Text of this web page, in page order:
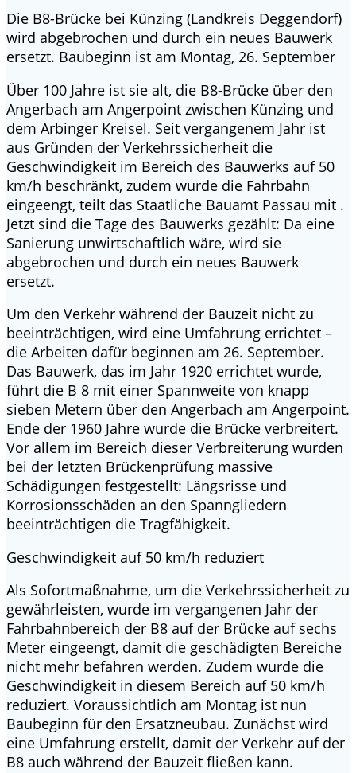
Die B8-Brücke bei Künzing (Landkreis Deggendorf)
wird abgebrochen und durch ein neues Bauwerk
ersetzt. Baubeginn ist am Montag, 26. September
Über 100 Jahre ist sie alt, die B8-Brücke über den
Angerbach am Angerpoint zwischen Künzing und
dem Arbinger Kreisel. Seit vergangenem Jahr ist
aus Gründen der Verkehrssicherheit die
Geschwindigkeit im Bereich des Bauwerks auf 50
km/h beschränkt, zudem wurde die Fahrbahn
eingeengt, teilt das Staatliche Bauamt Passau mit .
Jetzt sind die Tage des Bauwerks gezählt: Da eine
Sanierung unwirtschaftlich wäre, wird sie
abgebrochen und durch ein neues Bauwerk
ersetzt.
Um den Verkehr während der Bauzeit nicht zu
beeinträchtigen, wird eine Umfahrung errichtet –
die Arbeiten dafür beginnen am 26. September.
Das Bauwerk, das im Jahr 1920 errichtet wurde,
führt die B 8 mit einer Spannweite von knapp
sieben Metern über den Angerbach am Angerpoint.
Ende der 1960 Jahre wurde die Brücke verbreitert.
Vor allem im Bereich dieser Verbreiterung wurden
bei der letzten Brückenprüfung massive
Schädigungen festgestellt: Längsrisse und
Korrosionsschäden an den Spanngliedern
beeinträchtigen die Tragfähigkeit.
Geschwindigkeit auf 50 km/h reduziert
Als Sofortmaßnahme, um die Verkehrssicherheit zu
gewährleisten, wurde im vergangenen Jahr der
Fahrbahnbereich der B8 auf der Brücke auf sechs
Meter eingeengt, damit die geschädigten Bereiche
nicht mehr befahren werden. Zudem wurde die
Geschwindigkeit in diesem Bereich auf 50 km/h
reduziert. Voraussichtlich am Montag ist nun
Baubeginn für den Ersatzneubau. Zunächst wird
eine Umfahrung erstellt, damit der Verkehr auf der
B8 auch während der Bauzeit fließen kann.